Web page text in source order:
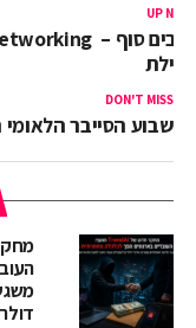
UP
DON'T MISS
שבוע הסייבר